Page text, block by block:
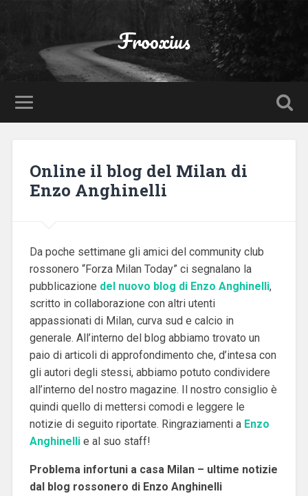
Frooxius
Online il blog del Milan di
Enzo Anghinelli
Da poche settimane gli amici del community club
rossonero “Forza Milan Today” ci segnalano la
pubblicazione del nuovo blog di Enzo Anghinelli,
scritto in collaborazione con altri utenti
appassionati di Milan, curva sud e calcio in
generale. All’interno del blog abbiamo trovato un
paio di articoli di approfondimento che, d’intesa con
gli autori degli stessi, abbiamo potuto condividere
all’interno del nostro magazine. Il nostro consiglio è
quindi quello di mettersi comodi e leggere le
notizie di seguito riportate. Ringraziamenti a Enzo
Anghinellie al suo staff!
Problema infortuni a casa Milan – ultime notizie
dal blog rossonero di Enzo Anghinelli